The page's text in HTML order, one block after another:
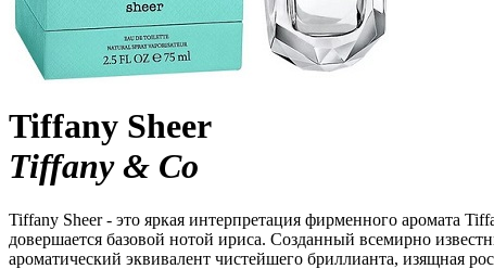
Tiffany Sheer
Tiffany & Co
Tiffany Sheer - это яркая интерпретация фирменного аромата
довершается базовой нотой ириса. Созданный всемирно
ароматический эквивалент чистейшего бриллианта, изящная